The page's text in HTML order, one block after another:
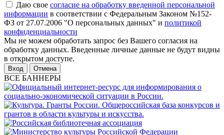
Даю свое согласие на обработку введенной персональной
информации в соответствии с Федеральным Законом №152-
ФЗ от 27.07.2006 "О персональных данных" и политикой
конфиденциальности
Мы не можем обработать запрос без Вашего согласия на
обработку данных. Введенные личные данные не будут видны
в открытом доступе.
Отмена
ВСЕ БАННЕРЫ